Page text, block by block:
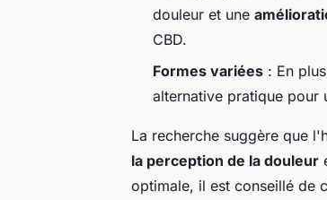
douleur et une
CBD.
Formes variées : En
alternative pratique pour
La recherche suggère que
la perception de la douleur
optimale, il est conseillé de